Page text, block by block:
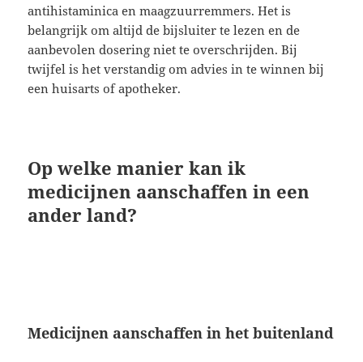
antihistaminica en maagzuurremmers. Het is
belangrijk om altijd de bijsluiter te lezen en de
aanbevolen dosering niet te overschrijden. Bij
twijfel is het verstandig om advies in te winnen bij
een huisarts of apotheker.
Op welke manier kan ik
medicijnen aanschaffen in een
ander land?
Medicijnen aanschaffen in het buitenland